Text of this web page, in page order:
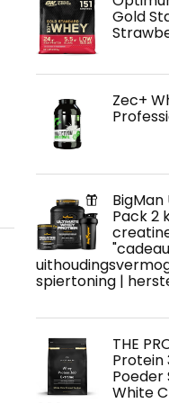
Gold
Zec+
Pack 2
spiertoning |
THE
Protein
Poeder
White